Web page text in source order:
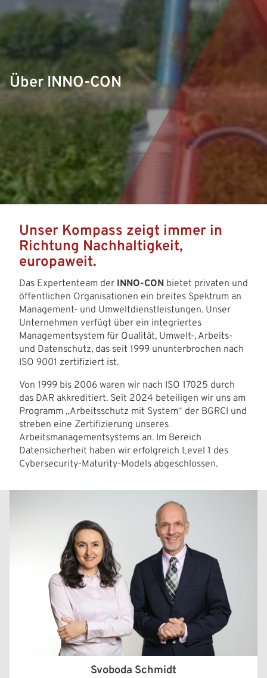
Über INNO-CON
Unser Kompass zeigt immer in
Richtung Nachhaltigkeit,
europaweit.
Das Expertenteam der INNO-CON bietet privaten und
öffentlichen Organisationen ein breites Spektrum an
Management- und Umweltdienstleistungen. Unser
Unternehmen verfügt über ein integriertes
Managementsystem für Qualität, Umwelt-, Arbeits-
und Datenschutz, das seit 1999 ununterbrochen nach
ISO 9001 zertifiziert ist.
Von 1999 bis 2006 waren wir nach ISO 17025 durch
das DAR akkreditiert. Seit 2024 beteiligen wir uns am
Programm „Arbeitsschutz mit System“ der BGRCI und
streben eine Zertifizierung unseres
Arbeitsmanagementsystems an. Im Bereich
Datensicherheit haben wir erfolgreich Level 1 des
Cybersecurity-Maturity-Models abgeschlossen.
Svoboda Schmidt